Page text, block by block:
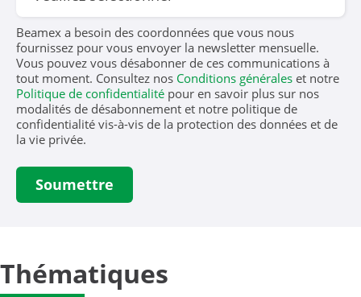
Beamex a besoin des coordonnées que vous nous
fournissez pour vous envoyer la newsletter mensuelle.
Vous pouvez vous désabonner de ces communications à
tout moment. Consultez nos Conditions générales et notre
Politique de confidentialité pour en savoir plus sur nos
modalités de désabonnement et notre politique de
confidentialité vis-à-vis de la protection des données et de
la vie privée.
Thématiques